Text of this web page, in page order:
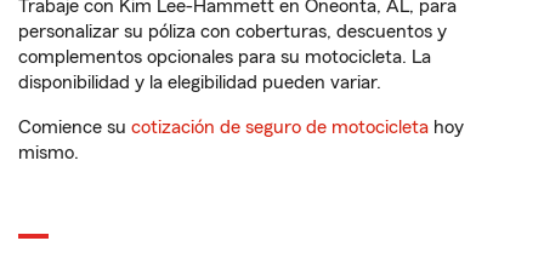
Trabaje con Kim Lee-Hammett en Oneonta, AL, para
personalizar su póliza con coberturas, descuentos y
complementos opcionales para su motocicleta. La
disponibilidad y la elegibilidad pueden variar.
Comience su cotización de seguro de motocicleta hoy
mismo.